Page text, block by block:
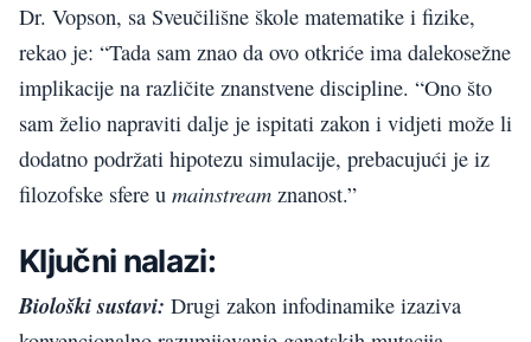
Dr. Vopson, sa Sveučilišne škole matematike i fizike,
rekao je: “Tada sam znao da ovo otkriće ima dalekosežne
implikacije na različite znanstvene discipline. “Ono što
sam želio napraviti dalje je ispitati zakon i vidjeti može li
dodatno podržati hipotezu simulacije, prebacujući je iz
filozofske sfere u mainstream znanost.”
Ključni nalazi:
Biološki sustavi: Drugi zakon infodinamike izaziva